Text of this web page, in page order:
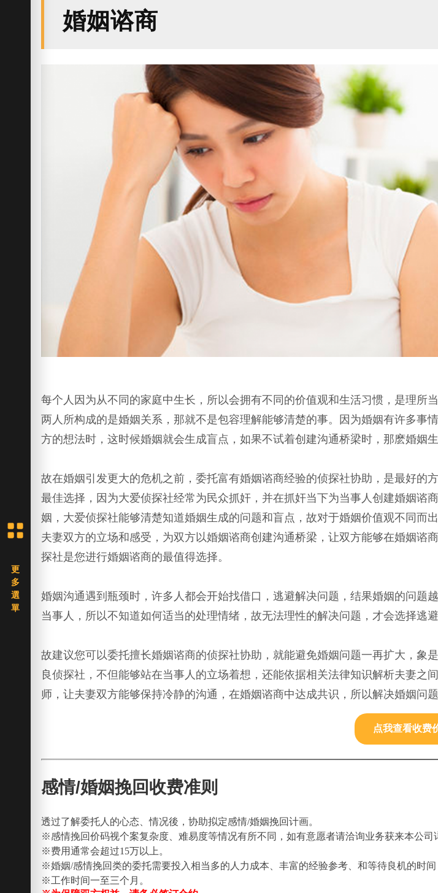
婚姻谘商
每个人因为从不同的家庭中生长，所以会拥有不同的价值观和生活习惯，是理所
两人所构成的是婚姻关系，那就不是包容理解能够清楚的事。因为婚姻有许多
方的想法时，这时候婚姻就会生成盲点，如果不试着创建沟通桥梁时，那麽婚姻
故在婚姻引发更大的危机之前，委托富有婚姻谘商经验的侦探社协助，是最好的
最佳选择，因为大爱侦探社经常为民众抓奸，并在抓奸当下为当事人创建婚姻
姻，大爱侦探社能够清楚知道婚姻生成的问题和盲点，故对于婚姻价值观不同而
夫妻双方的立场和感受，为双方以婚姻谘商创建沟通桥梁，让双方能够在婚姻
探社是您进行婚姻谘商的最值得选择。
婚姻沟通遇到瓶颈时，许多人都会开始找借口，逃避解决问题，结果婚姻的问题
当事人，所以不知道如何适当的处理情绪，故无法理性的解决问题，才会选择逃避
故建议您可以委托擅长婚姻谘商的侦探社协助，就能避免婚姻问题一再扩大，
良侦探社，不但能够站在当事人的立场着想，还能依据相关法律知识解析夫妻
师，让夫妻双方能够保持冷静的沟通，在婚姻谘商中达成共识，所以解决婚姻问
点我查看收费
感情/婚姻挽回收费准则
透过了解委托人的心态、情况後，协助拟定感情/婚姻挽回计画。
※感情挽回价码视个案复杂度、难易度等情况有所不同，如有意愿者请洽询业务获来本公司
※费用通常会超过15万以上。
※婚姻/感情挽回类的委托需要投入相当多的人力成本、丰富的经验参考、和等待良机的时
※工作时间一至三个月。